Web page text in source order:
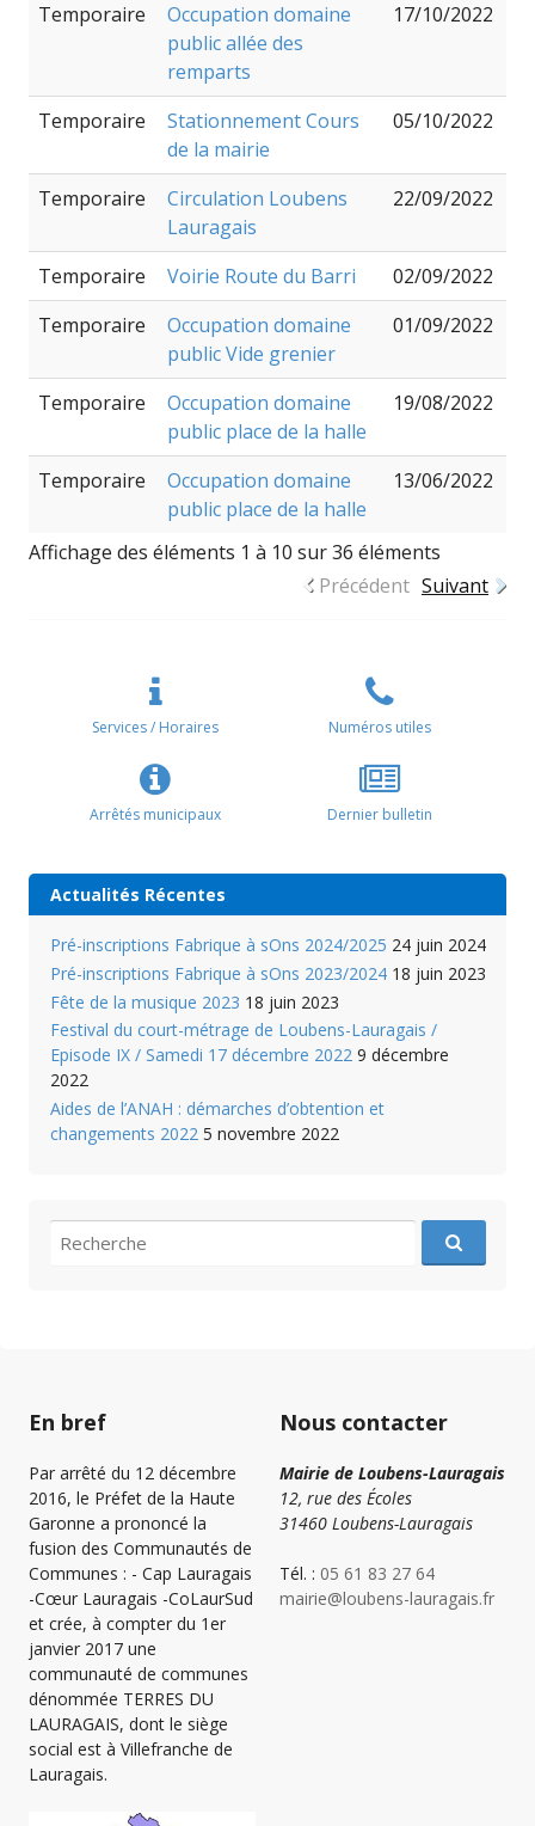
Temporaire
Occupation domaine
public allée des
remparts
17/10/2022
Temporaire
Stationnement Cours
de la mairie
05/10/2022
Temporaire
Circulation Loubens
Lauragais
22/09/2022
Temporaire Voirie Route du Barri
02/09/2022
Temporaire
Occupation domaine
public Vide grenier
01/09/2022
Temporaire
Occupation domaine
public place de la halle
19/08/2022
Temporaire
Occupation domaine
public place de la halle
13/06/2022
Affichage des éléments 1 à 10 sur 36 éléments
Précédent Suivant
Services / Horaires Numéros utiles
Arrêtés municipaux Dernier bulletin
Actualités Récentes
Pré-inscriptions Fabrique à sOns 2024/2025 24 juin 2024
Pré-inscriptions Fabrique à sOns 2023/2024 18 juin 2023
Fête de la musique 2023 18 juin 2023
Festival du court-métrage de Loubens-Lauragais /
Episode IX / Samedi 17 décembre 2022 9 décembre
2022
Aides de l’ANAH : démarches d’obtention et
changements 2022 5 novembre 2022
recherche
pour
En bref
Par arrêté du 12 décembre
2016, le Préfet de la Haute
Garonne a prononcé la
fusion des Communautés de
Communes : - Cap Lauragais
-Cœur Lauragais -CoLaurSud
et crée, à compter du 1er
janvier 2017 une
communauté de communes
dénommée TERRES DU
LAURAGAIS, dont le siège
social est à Villefranche de
Lauragais.
Nous contacter
Mairie de Loubens-Lauragais
12, rue des Écoles
31460 Loubens-Lauragais
Tél. : 05 61 83 27 64
mairie@loubens-lauragais.fr